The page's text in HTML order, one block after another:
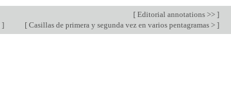
[ Editorial annotations >> ]
] [ Casillas de primera y segunda vez en varios pentagramas > ]